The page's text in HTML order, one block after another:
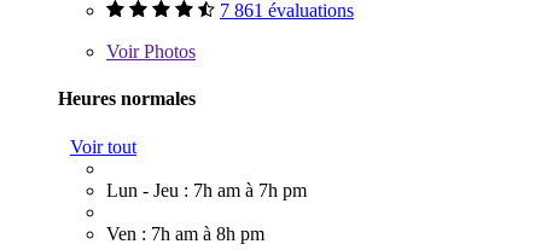
7 861 évaluations
VoirPhotos
Heures normales
Voir tout
Lun - Jeu : 7h am à 7h pm
Ven : 7h am à 8h pm